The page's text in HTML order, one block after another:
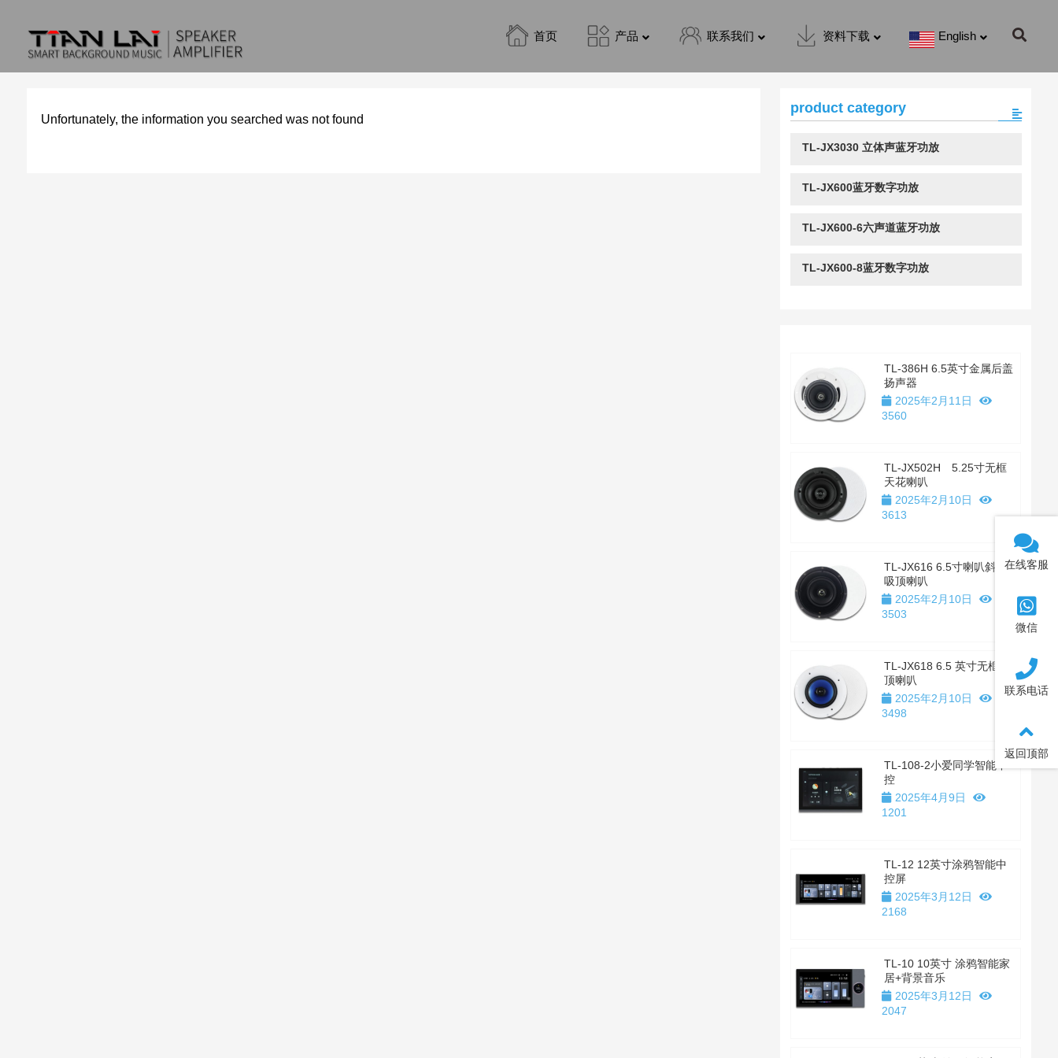
首页 产品 联系我们 资料下载 English
Unfortunately, the information you searched was not found
product category
TL-JX3030 立体声蓝牙功放
TL-JX600蓝牙数字功放
TL-JX600-6六声道蓝牙功放
TL-JX600-8蓝牙数字功放
TL-386H 6.5英寸金属后盖
扬声器
2025年2月11日
3560
TL-JX502H 5.25寸无框
天花喇叭
2025年2月10日
3613
TL-JX616 6.5寸喇叭斜置
吸顶喇叭
2025年2月10日
3503
TL-JX618 6.5 英寸无框吸
顶喇叭
2025年2月10日
3498
TL-108-2小爱同学智能中
控
2025年4月9日
1201
TL-12 12英寸涂鸦智能中
控屏
2025年3月12日
2168
TL-10 10英寸 涂鸦智能家
居+背景音乐
2025年3月12日
2047
在线客服
微信
联系电话
返回顶部